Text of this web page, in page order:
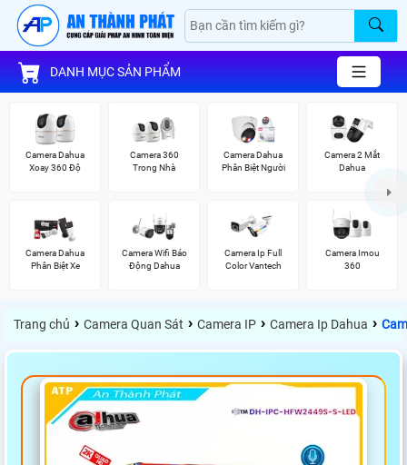
DANH MỤC SẢN PHẨM
Camera Dahua
Xoay 360 Độ
Camera 360
Trong Nhà
Camera Dahua
Phân Biệt Người
Camera 2 Mắt
Dahua
Camera Dahua
Phân Biệt Xe
Camera Wifi Báo
Động Dahua
Camera Ip Full
Color Vantech
Camera Imou
360
Trang chủ › Camera Quan Sát › Camera IP › Camera Ip Dahua ›